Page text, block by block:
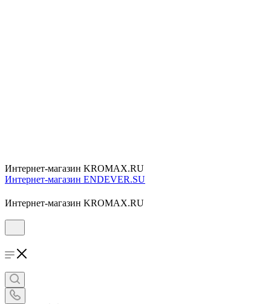
Интернет-магазин KROMAX.RU
Интернет-магазин ENDEVER.SU
Интернет-магазин KROMAX.RU